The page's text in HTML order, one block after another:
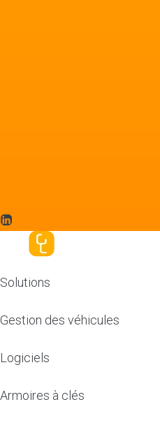
Solutions
Gestion des véhicules
Logiciels
Armoires à clés